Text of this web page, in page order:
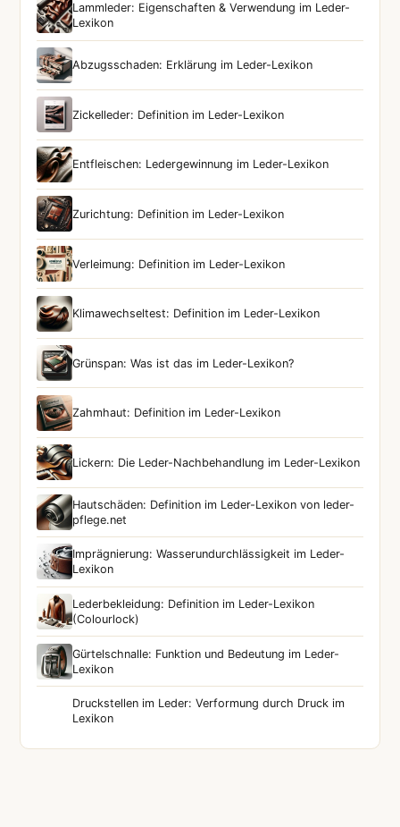
Lammleder: Eigenschaften & Verwendung im Leder-
Lexikon
Abzugsschaden: Erklärung im Leder-Lexikon
Zickelleder: Definition im Leder-Lexikon
Entfleischen: Ledergewinnung im Leder-Lexikon
Zurichtung: Definition im Leder-Lexikon
Verleimung: Definition im Leder-Lexikon
Klimawechseltest: Definition im Leder-Lexikon
Grünspan: Was ist das im Leder-Lexikon?
Zahmhaut: Definition im Leder-Lexikon
Lickern: Die Leder-Nachbehandlung im Leder-Lexikon
Hautschäden: Definition im Leder-Lexikon von leder-
pflege.net
Imprägnierung: Wasserundurchlässigkeit im Leder-
Lexikon
Lederbekleidung: Definition im Leder-Lexikon
(Colourlock)
Gürtelschnalle: Funktion und Bedeutung im Leder-
Lexikon
Druckstellen im Leder: Verformung durch Druck im
Lexikon